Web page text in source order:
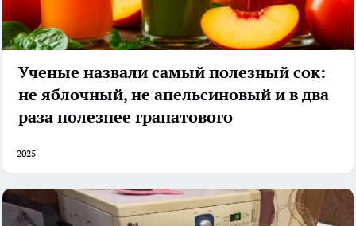
Ученые назвали самый полезный сок:
не яблочный, не апельсиновый и в два
раза полезнее гранатового
2025